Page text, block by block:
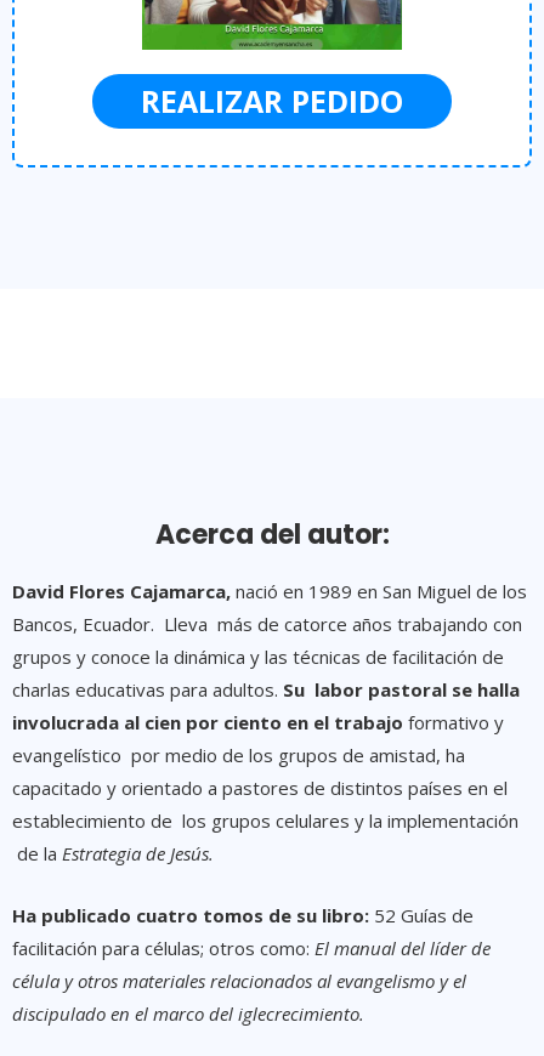
REALIZAR PEDIDO
Acerca del autor:
David Flores Cajamarca, nació en 1989 en San Miguel de los
Bancos, Ecuador. Lleva más de catorce años trabajando con
grupos y conoce la dinámica y las técnicas de facilitación de
charlas educativas para adultos. Su labor pastoral se halla
involucrada al cien por ciento en el trabajo formativo y
evangelístico por medio de los grupos de amistad, ha
capacitado y orientado a pastores de distintos países en el
establecimiento de los grupos celulares y la implementación
de la Estrategia de Jesús.
Ha publicado cuatro tomos de su libro: 52 Guías de
facilitación para células; otros como: El manual del líder de
célula y otros materiales relacionados al evangelismo y el
discipulado en el marco del iglecrecimiento.